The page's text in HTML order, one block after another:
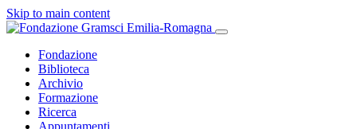
Skip to main content
Fondazione
Biblioteca
Archivio
Formazione
Ricerca
Appuntamenti